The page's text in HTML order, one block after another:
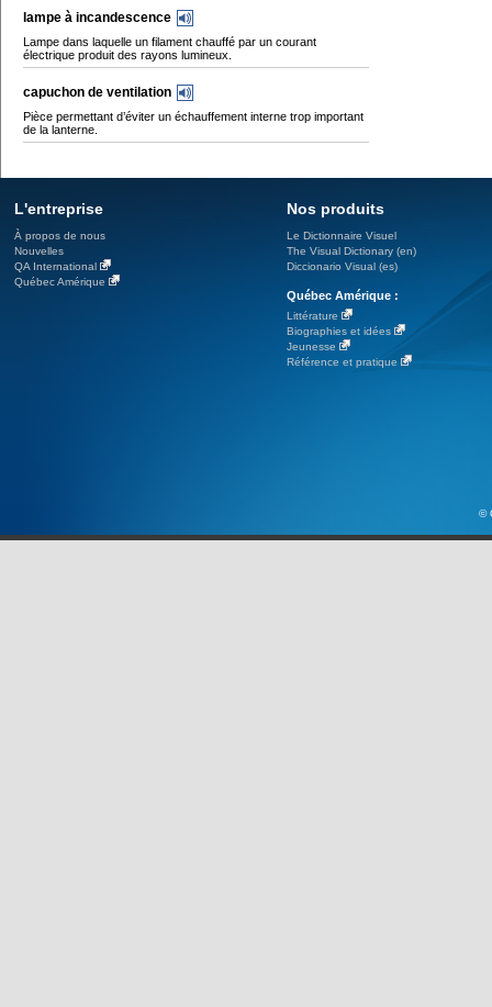
lampe à incandescence
Lampe dans laquelle un filament chauffé par un courant
électrique produit des rayons lumineux.
capuchon de ventilation
Pièce permettant d’éviter un échauffement interne trop important
de la lanterne.
L'entreprise
À propos de nous
Nouvelles
QA International
Québec Amérique
Nos produits
Le Dictionnaire Visuel
The Visual Dictionary (en)
Diccionario Visual (es)
Québec Amérique :
Littérature
Biographies et idées
Jeunesse
Référence et pratique
©